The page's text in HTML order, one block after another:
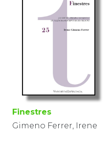
Finestres
Gimeno Ferrer, Irene